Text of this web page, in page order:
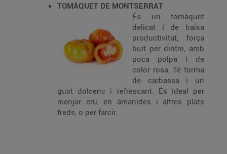
TOMÀQUET DE MONTSERRAT
És un tomàquet
delicat i de baixa
productivitat, força
buit per dintre, amb
poca polpa i de
color rosa. Té forma
de carbassa i un
gust dolcenc i refrescant. És ideal per
menjar cru, en amanides i altres plats
freds, o per farcir.